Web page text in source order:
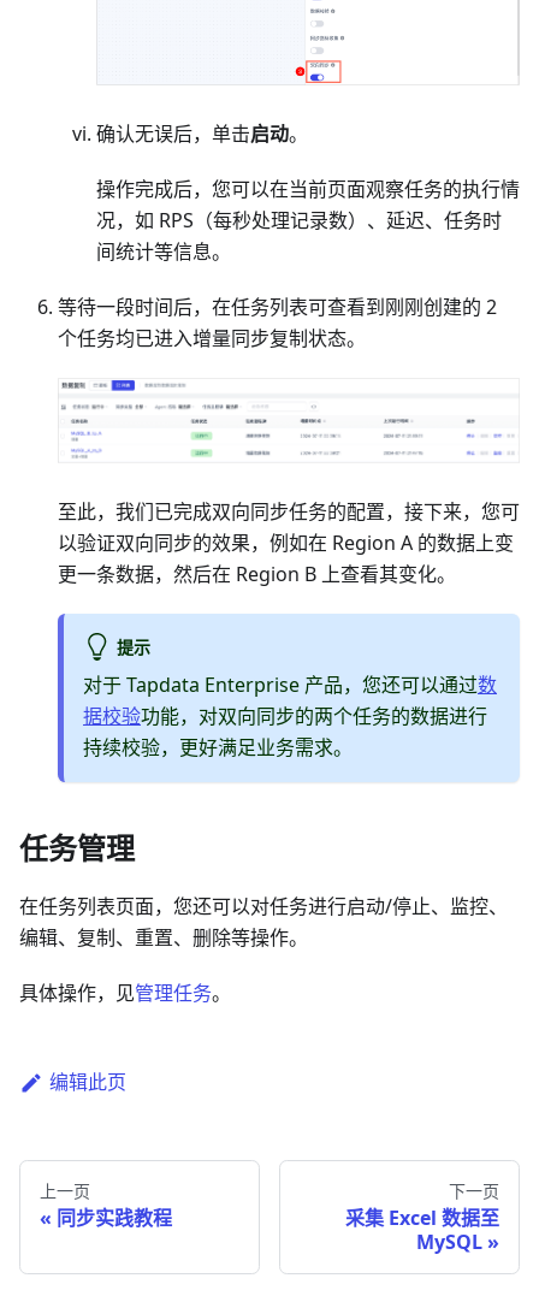
确认无误后，单击启动。
操作完成后，您可以在当前页面观察任务的执行情
况，如 RPS（每秒处理记录数）、延迟、任务时
间统计等信息。
等待一段时间后，在任务列表可查看到刚刚创建的 2
个任务均已进入增量同步复制状态。
至此，我们已完成双向同步任务的配置，接下来，您可
以验证双向同步的效果，例如在 Region A 的数据上变
更一条数据，然后在 Region B 上查看其变化。
提示
对于 Tapdata Enterprise 产品，您还可以通过数
据校验功能，对双向同步的两个任务的数据进行
持续校验，更好满足业务需求。
任务管理
在任务列表页面，您还可以对任务进行启动/停止、监控、
编辑、复制、重置、删除等操作。
具体操作，见管理任务。
编辑此页
上一页
同步实践教程
下一页
采集 Excel 数据至
MySQL